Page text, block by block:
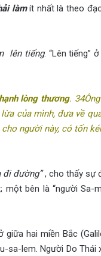
làmít nhất là theo
lên tiếng. “Lên tiếng”
lòng thương.
của mình, đưa về
người này, có tốn
đường”, cho thấy sự
bên là “người Sa-
hai miền Bắc
sa-lem. Người Do Thái